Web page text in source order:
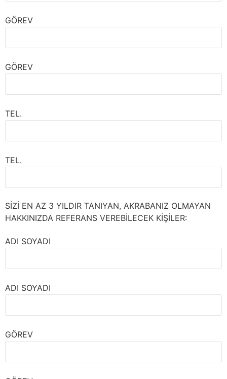
GÖREV
GÖREV
TEL.
TEL.
SİZİ EN AZ 3 YILDIR TANIYAN, AKRABANIZ OLMAYAN
HAKKINIZDA REFERANS VEREBİLECEK KİŞİLER:
ADI SOYADI
ADI SOYADI
GÖREV